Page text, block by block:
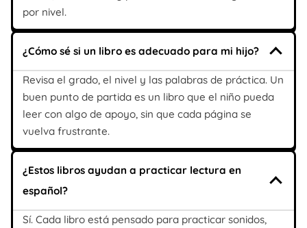
por nivel.
¿Cómo sé si un libro es adecuado para mi hijo?
Revisa el grado, el nivel y las palabras de práctica. Un
buen punto de partida es un libro que el niño pueda
leer con algo de apoyo, sin que cada página se
vuelva frustrante.
¿Estos libros ayudan a practicar lectura en
español?
Sí. Cada libro está pensado para practicar sonidos,